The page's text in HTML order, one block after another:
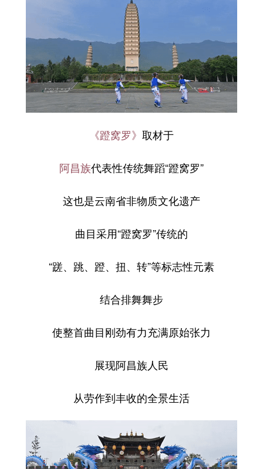
《蹬窝罗》 取材于
阿昌族代表性传统舞蹈“蹬窝罗”
这也是云南省非物质文化遗产
曲目采用“蹬窝罗”传统的
“蹉、跳、蹬、扭、转”等标志性元素
结合排舞舞步
使整首曲目刚劲有力充满原始张力
展现阿昌族人民
从劳作到丰收的全景生活